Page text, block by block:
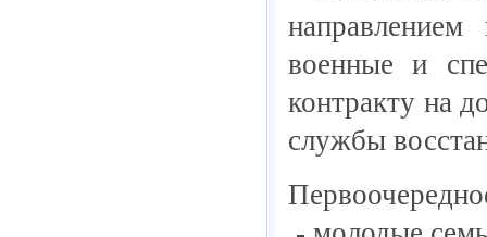
военные и
контракту на
службы